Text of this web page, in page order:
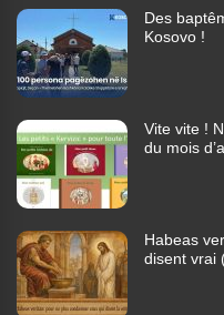
Des
Kosovo !
Vite vite !
du mois
Habeas
disent vrai